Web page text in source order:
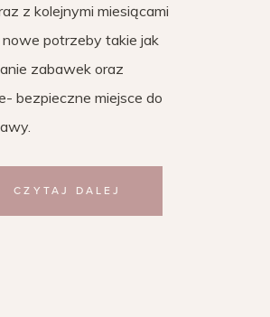
z kolejnymi miesiącami
nowe potrzeby takie jak
zabawek oraz
bezpieczne miejsce do
CZYTAJ DALEJ